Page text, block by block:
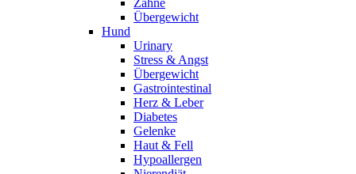
Zähne
Übergewicht
Hund
Urinary
Stress & Angst
Übergewicht
Gastrointestinal
Herz & Leber
Diabetes
Gelenke
Haut & Fell
Hypoallergen